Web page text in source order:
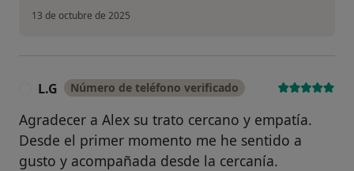
13 de octubre de 2025
L.G Número de teléfono verificado
Agradecer a Alex su trato cercano y empatía.
Desde el primer momento me he sentido a
gusto y acompañada desde la cercanía.